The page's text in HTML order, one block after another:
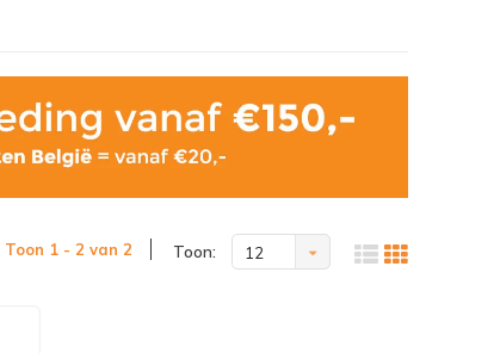
Toon 1 - 2 van 2 Toon: 12